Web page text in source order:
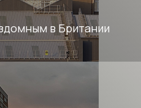
в Британии